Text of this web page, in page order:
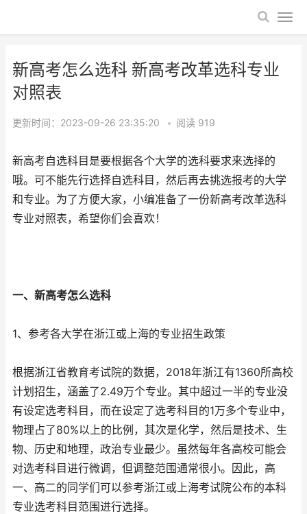
新高考怎么选科 新高考改革选科专业
对照表
更新时间：2023-09-26 23:35:20 • 阅读 919
新高考自选科目是要根据各个大学的选科要求来选择的
哦。可不能先行选择自选科目，然后再去挑选报考的大学
和专业。为了方便大家，小编准备了一份新高考改革选科
专业对照表，希望你们会喜欢！
一、新高考怎么选科
1、参考各大学在浙江或上海的专业招生政策
根据浙江省教育考试院的数据，2018年浙江有1360所高校
计划招生，涵盖了2.49万个专业。其中超过一半的专业没
有设定选考科目，而在设定了选考科目的1万多个专业中，
物理占了80%以上的比例，其次是化学，然后是技术、生
物、历史和地理，政治专业最少。虽然每年各高校可能会
对选考科目进行微调，但调整范围通常很小。因此，高
一、高二的同学们可以参考浙江或上海考试院公布的本科
专业选考科目范围进行选择。